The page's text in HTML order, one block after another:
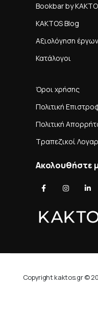
Bookbar by
KAKTOS Blog
Αξιολόγηση
Κατάλογοι
Όροι χρήσης
Πολιτική
Πολιτική
Τραπεζικοί
Ακολουθήστε
Copyright kaktos.gr ©